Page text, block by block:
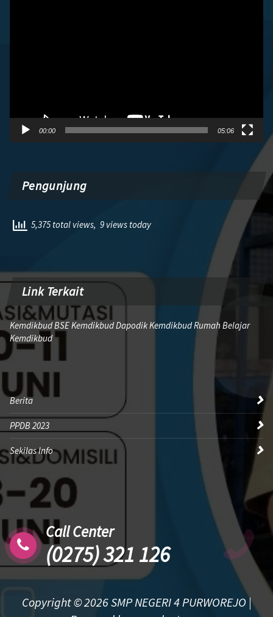
00:00 05:06
Pengunjung
5,375 total views, 9 views today
Link Terkait
Kemdikbud BSE Kemdikbud Dapodik Kemdikbud Rumah Belajar
Kemdikbud
Berita
PPDB 2023
Sekilas Info
Call Center
(0275) 321 126
Copyright © 2026 SMP NEGERI 4 PURWOREJO |